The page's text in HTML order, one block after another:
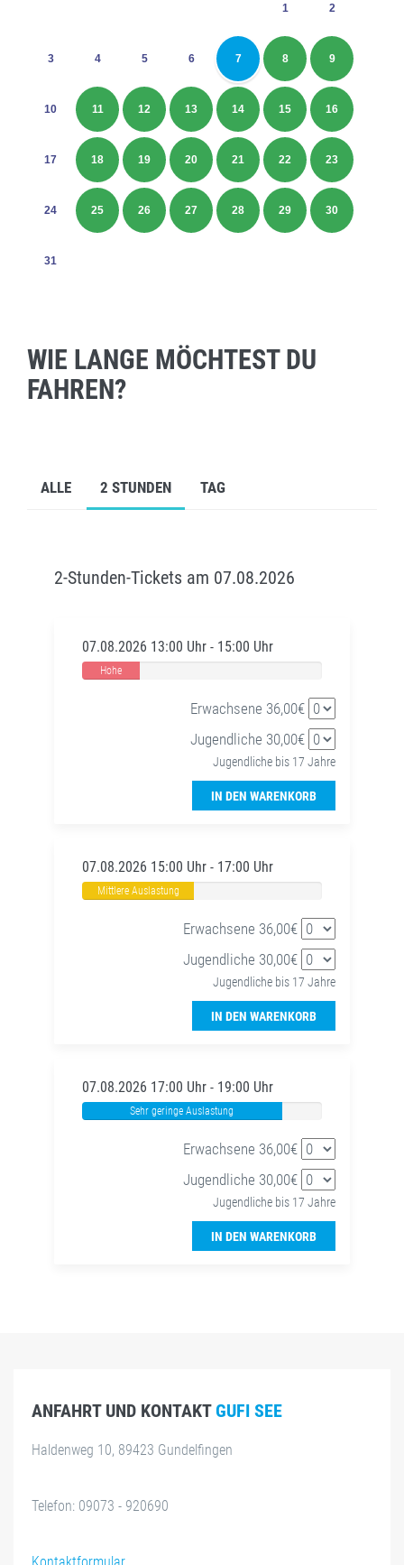
1 2
3 4 5 6 7 8 9
10 11 12 13 14 15 16
17 18 19 20 21 22 23
24 25 26 27 28 29 30
31
WIE LANGE MÖCHTEST DU
FAHREN?
ALLE 2 STUNDEN TAG
2-Stunden-Tickets am 07.08.2026
07.08.2026 13:00 Uhr - 15:00 Uhr
Hohe
Erwachsene 36,00€
Jugendliche 30,00€
Jugendliche bis 17 Jahre
IN DEN WARENKORB
07.08.2026 15:00 Uhr - 17:00 Uhr
Mittlere Auslastung
Erwachsene 36,00€
Jugendliche 30,00€
Jugendliche bis 17 Jahre
IN DEN WARENKORB
07.08.2026 17:00 Uhr - 19:00 Uhr
Sehr geringe Auslastung
Erwachsene 36,00€
Jugendliche 30,00€
Jugendliche bis 17 Jahre
IN DEN WARENKORB
ANFAHRT UND KONTAKT GUFI SEE
Haldenweg 10, 89423 Gundelfingen
Telefon: 09073 - 920690